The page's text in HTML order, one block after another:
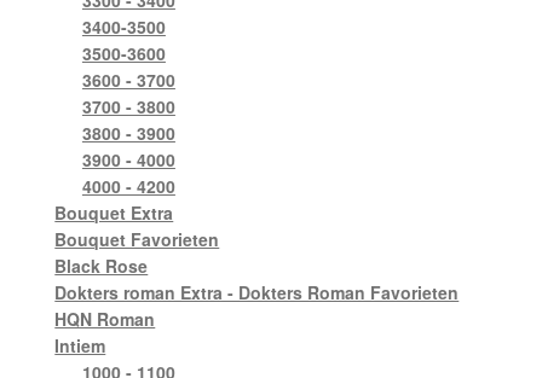
3400-3500
3500-3600
3600 - 3700
3700 - 3800
3800 - 3900
3900 - 4000
4000 - 4200
Bouquet Extra
Bouquet Favorieten
Black Rose
Dokters roman Extra - Dokters Roman Favorieten
HQN Roman
Intiem
1000 - 1100